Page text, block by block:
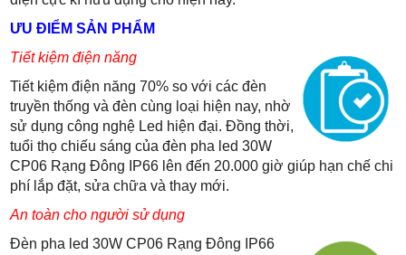
ƯU ĐIỂM SẢN PHẨM
Tiết kiệm điện năng
Tiết kiệm điện năng 70% so với các đèn
truyền thống và đèn cùng loại hiện nay, nhờ
sử dụng công nghệ Led hiện đại. Đồng thời,
tuổi thọ chiếu sáng củađèn pha led 30W
CP06 Rạng Đông IP66 lên đến 20.000 giờ giúp hạn chế chi
phí lắp đặt, sửa chữa và thay mới.
An toàn cho người sử dụng
Đèn pha led 30W CP06 Rạng Đông IP66